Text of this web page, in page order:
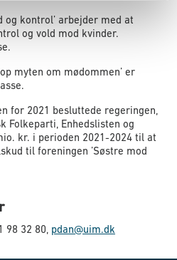
og kontrol’ arbejder med at
og vold mod kvinder.
myten om mødommen’ er
for 2021 besluttede regeringen,
Folkeparti, Enhedslisten og
kr. i perioden 2021-2024 til at
til foreningen ’Søstre mod
98 32 80, pdan@uim.dk